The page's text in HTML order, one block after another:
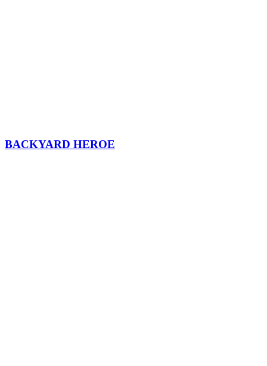
BACKYARD HEROE